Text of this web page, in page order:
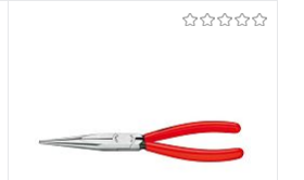
В избранное
Под заказ